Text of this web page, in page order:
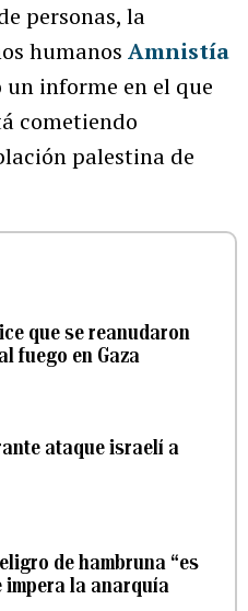
personas, la
humanos Amnistía
informe en el que
cometiendo
palestina de
que se reanudaron
fuego en Gaza
ataque israelí a
de hambruna “es
impera la anarquía